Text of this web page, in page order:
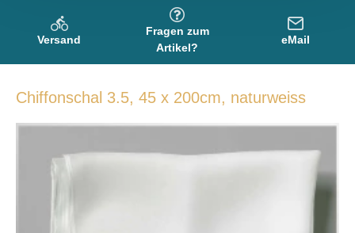
Versand
Fragen zum
Artikel?
eMail
Chiffonschal 3.5, 45 x 200cm, naturweiss